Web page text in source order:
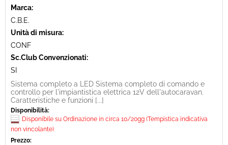
Marca:
C.B.E.
Unità di misura:
CONF
Sc.Club Convenzionati:
SI
Sistema completo a LED Sistema completo di comando e
controllo per l'impiantistica elettrica 12V dell'autocaravan.
Caratteristiche e funzioni [...]
Disponibilità:
Disponibile su Ordinazione in circa 10/20gg (Tempistica indicativa
non vincolante)
Prezzo: